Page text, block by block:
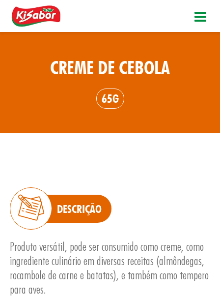
CREME DE CEBOLA
65G
DESCRIÇÃO
Produto versátil, pode ser consumido como creme, como
ingrediente culinário em diversas receitas (almôndegas,
rocambole de carne e batatas), e também como tempero
para aves.